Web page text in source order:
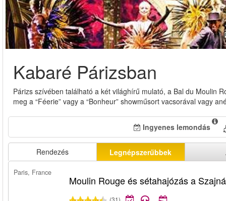
Kabaré Párizsban
Párizs szívében található a két világhírű mulató, a Bal du Moulin
meg a “Féerie” vagy a “Bonheur” showműsort vacsorával vagy
Ingyenes lemondás
Rendezés Legnépszerűbbek
Paris, France
Moulin Rouge és sétahajózás a
(31)